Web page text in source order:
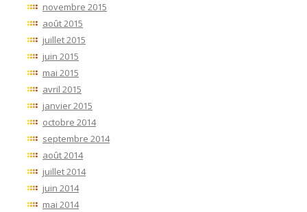
novembre 2015
août 2015
juillet 2015
juin 2015
mai 2015
avril 2015
janvier 2015
octobre 2014
septembre 2014
août 2014
juillet 2014
juin 2014
mai 2014